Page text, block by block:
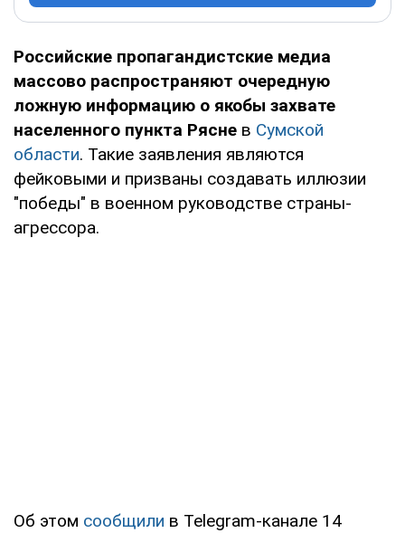
Российские пропагандистские медиа
массово распространяют очередную
ложную информацию о якобы захвате
населенного пункта Рясне в Сумской
области. Такие заявления являются
фейковыми и призваны создавать иллюзии
"победы" в военном руководстве страны-
агрессора.
Об этом сообщили в Telegram-канале 14